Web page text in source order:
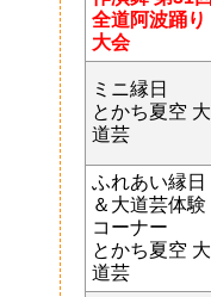
全道阿波踊り
大会
ミニ縁日
とかち夏空 大
道芸
ふれあい縁日
＆大道芸体験
コーナー
とかち夏空 大
道芸